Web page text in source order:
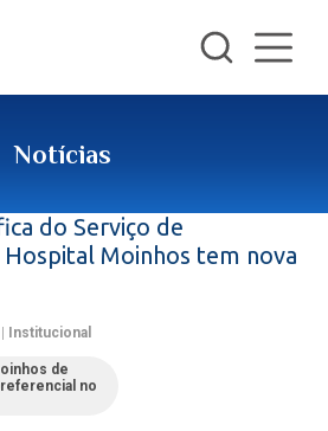
Notícias
do Serviço de
Moinhos tem nova
| Institucional
de
no